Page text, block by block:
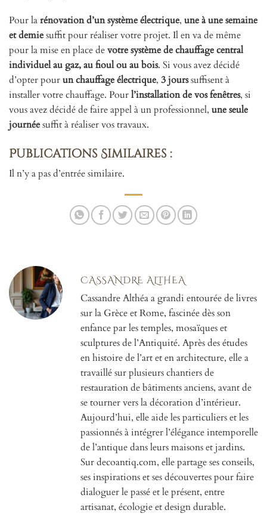
Pour larénovation d’un système électrique, une à une semaine
et demiesuffit pour réaliser votre projet. Il en va de même
pour la mise en place devotre système de chauffage central
individuel au gaz, au fioul ou au bois. Si vous avez décidé
d’opter pourun chauffage électrique, 3 jourssuffisent à
installer votre chauffage. Pourl’installation de vos fenêtres, si
vous avez décidé de faire appel à un professionnel, une seule
journéesuffit à réaliser vos travaux.
Publications Similaires :
Il n’y a pas d’entrée similaire.
CASSANDRE ALTHEA
Cassandre Althéa a grandi entourée de livres
sur la Grèce et Rome, fascinée dès son
enfance par les temples, mosaïques et
sculptures de l’Antiquité. Après des études
en histoire de l’art et en architecture, elle a
travaillé sur plusieurs chantiers de
restauration de bâtiments anciens, avant de
se tourner vers la décoration d’intérieur.
Aujourd’hui, elle aide les particuliers et les
passionnés à intégrer l’élégance intemporelle
de l’antique dans leurs maisons et jardins.
Sur decoantiq.com, elle partage ses conseils,
ses inspirations et ses découvertes pour faire
dialoguer le passé et le présent, entre
artisanat, écologie et design durable.